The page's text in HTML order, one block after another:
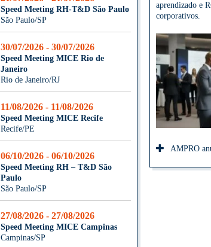
Speed Meeting RH-T&D São Paulo
São Paulo/SP
30/07/2026 - 30/07/2026
Speed Meeting MICE Rio de
Janeiro
Rio de Janeiro/RJ
11/08/2026 - 11/08/2026
Speed Meeting MICE Recife
Recife/PE
06/10/2026 - 06/10/2026
Speed Meeting RH – T&D São
Paulo
São Paulo/SP
27/08/2026 - 27/08/2026
Speed Meeting MICE Campinas
Campinas/SP
aprendizado e
corporativos.
AMPRO